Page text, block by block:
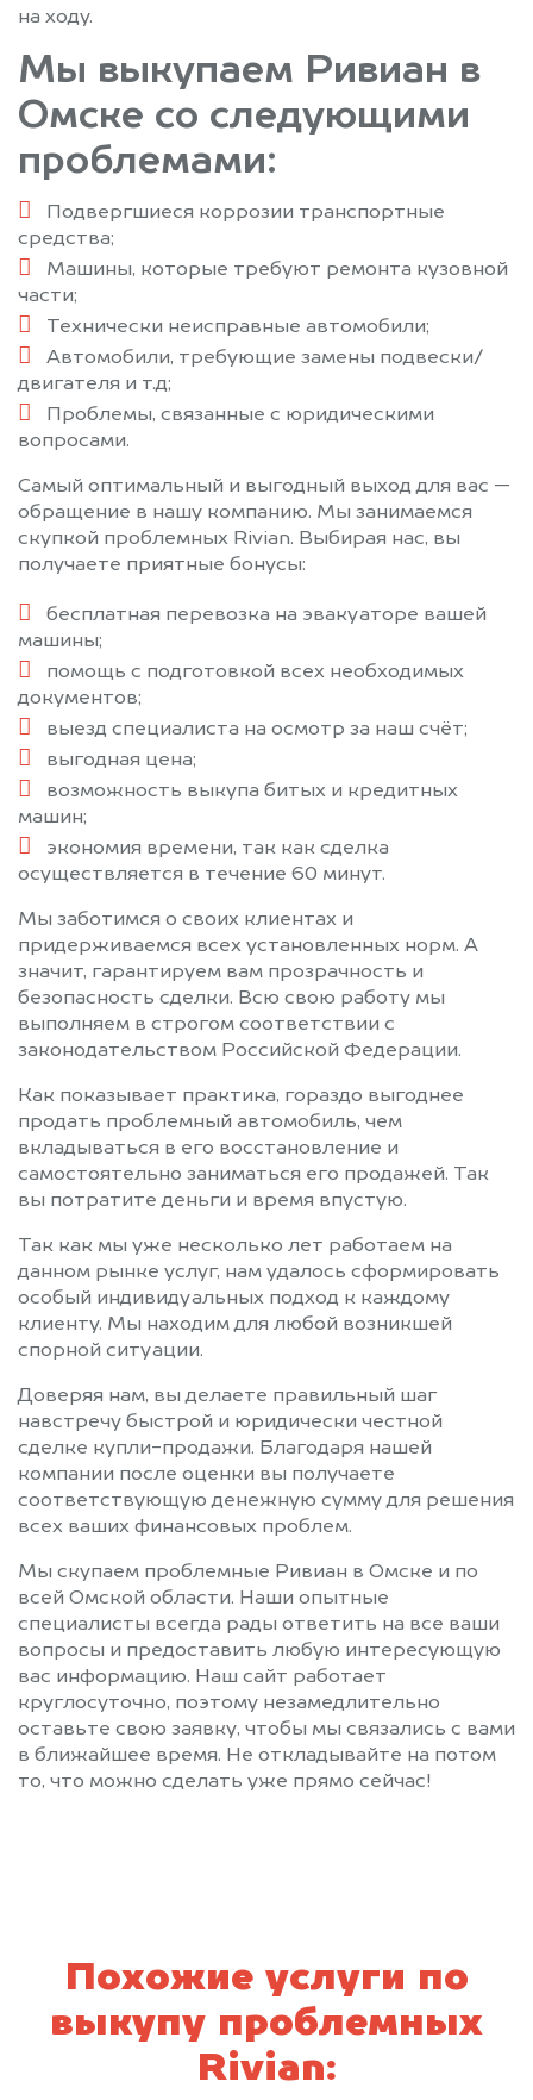
на ходу.
Мы выкупаем Ривиан в
Омске со следующими
проблемами:
Подвергшиеся коррозии транспортные
средства;
Машины, которые требуют ремонта кузовной
части;
Технически неисправные автомобили;
Автомобили, требующие замены подвески/
двигателя и т.д;
Проблемы, связанные с юридическими
вопросами.
Самый оптимальный и выгодный выход для вас —
обращение в нашу компанию. Мы занимаемся
скупкой проблемных Rivian. Выбирая нас, вы
получаете приятные бонусы:
бесплатная перевозка на эвакуаторе вашей
машины;
помощь с подготовкой всех необходимых
документов;
выезд специалиста на осмотр за наш счёт;
выгодная цена;
возможность выкупа битых и кредитных
машин;
экономия времени, так как сделка
осуществляется в течение 60 минут.
Мы заботимся о своих клиентах и
придерживаемся всех установленных норм. А
значит, гарантируем вам прозрачность и
безопасность сделки. Всю свою работу мы
выполняем в строгом соответствии с
законодательством Российской Федерации.
Как показывает практика, гораздо выгоднее
продать проблемный автомобиль, чем
вкладываться в его восстановление и
самостоятельно заниматься его продажей. Так
вы потратите деньги и время впустую.
Так как мы уже несколько лет работаем на
данном рынке услуг, нам удалось сформировать
особый индивидуальных подход к каждому
клиенту. Мы находим для любой возникшей
спорной ситуации.
Доверяя нам, вы делаете правильный шаг
навстречу быстрой и юридически честной
сделке купли-продажи. Благодаря нашей
компании после оценки вы получаете
соответствующую денежную сумму для решения
всех ваших финансовых проблем.
Мы скупаем проблемные Ривиан в Омске и по
всей Омской области. Наши опытные
специалисты всегда рады ответить на все ваши
вопросы и предоставить любую интересующую
вас информацию. Наш сайт работает
круглосуточно, поэтому незамедлительно
оставьте свою заявку, чтобы мы связались с вами
в ближайшее время. Не откладывайте на потом
то, что можно сделать уже прямо сейчас!
Похожие услуги по
выкупу проблемных
Rivian: